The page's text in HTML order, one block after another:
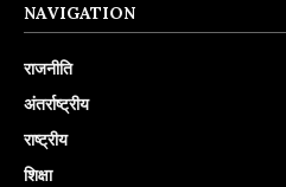
NAVIGATION
राजनीति
अंतर्राष्ट्रीय
राष्ट्रीय
शिक्षा